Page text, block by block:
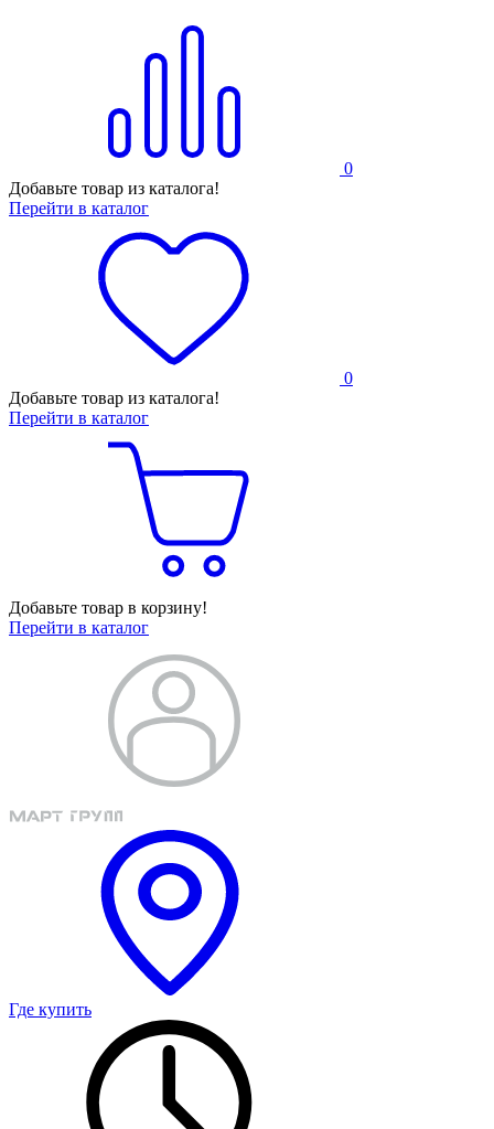
0
Добавьте товар из каталога!
Перейти в каталог
0
Добавьте товар из каталога!
Перейти в каталог
Добавьте товар в корзину!
Перейти в каталог
Где купить